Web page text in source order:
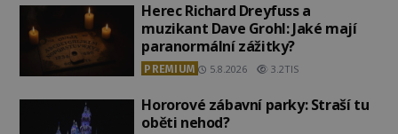
Herec Richard Dreyfuss a
muzikant Dave Grohl: Jaké mají
paranormální zážitky?
PREMIUM 5.8.2026 3.2TIS
Hororové zábavní parky: Straší tu
oběti nehod?